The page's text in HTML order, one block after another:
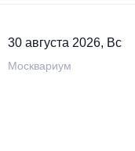
30 августа 2026, Вс
Москвариум